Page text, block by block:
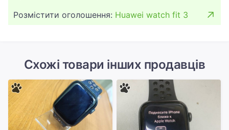
Розмістити оголошення: Huawei watch fit 3
Схожі товари інших продавців